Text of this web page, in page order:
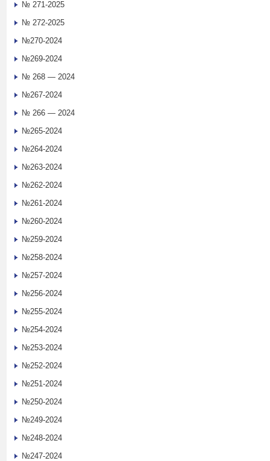
№ 271-2025
№ 272-2025
№270-2024
№269-2024
№ 268 — 2024
№267-2024
№ 266 — 2024
№265-2024
№264-2024
№263-2024
№262-2024
№261-2024
№260-2024
№259-2024
№258-2024
№257-2024
№256-2024
№255-2024
№254-2024
№253-2024
№252-2024
№251-2024
№250-2024
№249-2024
№248-2024
№247-2024